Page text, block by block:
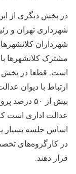
در بخش دیگری از
شهرداری تهران و
شهرداران
مشترک کلانشهرها
است. قطعا در بخش
ارتباط با دیوان
بیش از ۵۰
عدالت اداری است
اساس جلسه بسیار
در کارگروه‌های
قرار دهند.